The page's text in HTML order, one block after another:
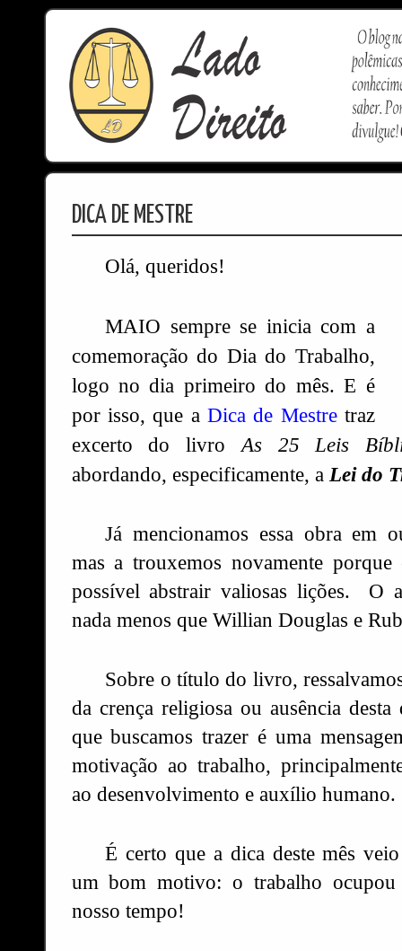
DICA DE MESTRE
Olá, queridos!
MAIO sempre se inicia com a
comemoração do Dia do Trabalho,
logo no dia primeiro do mês. E é
por isso, que a Dica de Mestretraz
excerto do livro As 25 Leis
abordando, especificamente, a Lei do
Já mencionamos essa obra em
mas a trouxemos novamente
possível abstrair valiosas lições. O
nada menos que Willian Douglas e
Sobre o título do livro,
da crença religiosa ou ausência
que buscamos trazer é uma
motivação ao trabalho,
ao desenvolvimento e auxílio humano.
É certo que a dica deste mês
um bom motivo: o trabalho
nosso tempo!